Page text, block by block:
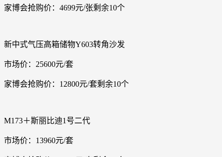
家博会抢购价：4699元/张剩余10个
新中式气压高箱储物Y603转角沙发
市场价：25600元/套
家博会抢购价：12800元/套剩余10个
M173＋斯丽比迪1号二代
市场价：13960元/套